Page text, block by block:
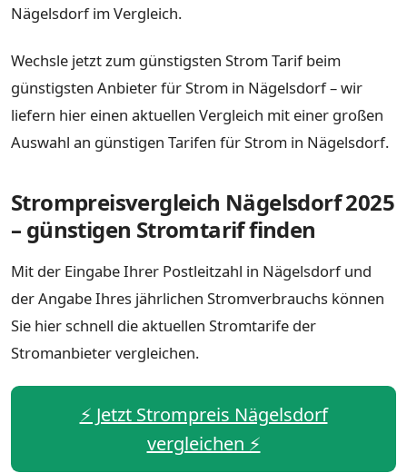
Nägelsdorf im Vergleich.
Wechsle jetzt zum günstigsten Strom Tarif beim
günstigsten Anbieter für Strom in Nägelsdorf – wir
liefern hier einen aktuellen Vergleich mit einer großen
Auswahl an günstigen Tarifen für Strom in Nägelsdorf.
Strompreisvergleich Nägelsdorf 2025
– günstigen Stromtarif finden
Mit der Eingabe Ihrer Postleitzahl in Nägelsdorf und
der Angabe Ihres jährlichen Stromverbrauchs können
Sie hier schnell die aktuellen Stromtarife der
Stromanbieter vergleichen.
⚡️ Jetzt Strompreis Nägelsdorf
vergleichen ⚡️